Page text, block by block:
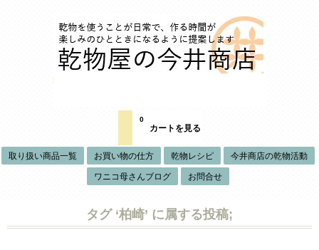
カートを見る
0
取り扱い商品一覧 お買い物の仕方 乾物レシピ 今井商店の乾物活動
ワニコ母さんブログ お問合せ
タグ ‘柏崎’ に属する投稿;